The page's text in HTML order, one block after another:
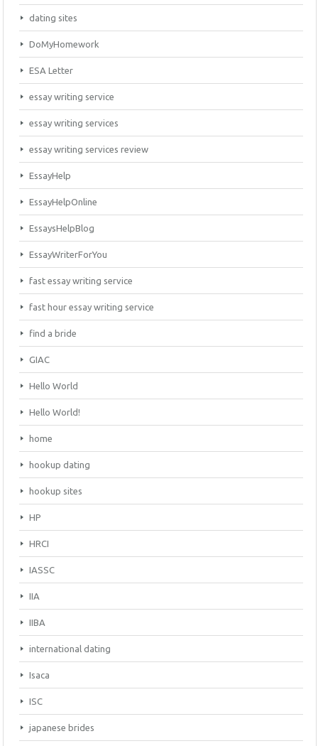
dating sites
DoMyHomework
ESA Letter
essay writing service
essay writing services
essay writing services review
EssayHelp
EssayHelpOnline
EssaysHelpBlog
EssayWriterForYou
fast essay writing service
fast hour essay writing service
find a bride
GIAC
Hello World
Hello World!
home
hookup dating
hookup sites
HP
HRCI
IASSC
IIA
IIBA
international dating
Isaca
ISC
japanese brides